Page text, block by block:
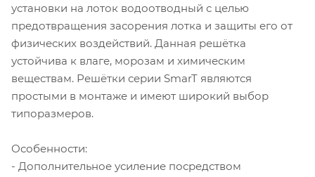
установки на лоток водоотводный с целью
предотвращения засорения лотка и защиты его от
физических воздействий. Данная решётка
устойчива к влаге, морозам и химическим
веществам. Решётки серии SmarT являются
простыми в монтаже и имеют широкий выбор
типоразмеров.
Особенности:
- Дополнительное усиление посредством